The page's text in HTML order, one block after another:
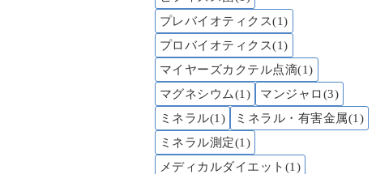
プレバイオティクス(1)
プロバイオティクス(1)
マイヤーズカクテル点滴(1)
マグネシウム(1)
マンジャロ(3)
ミネラル(1)
ミネラル・有害金属(1)
ミネラル測定(1)
メディカルダイエット(1)